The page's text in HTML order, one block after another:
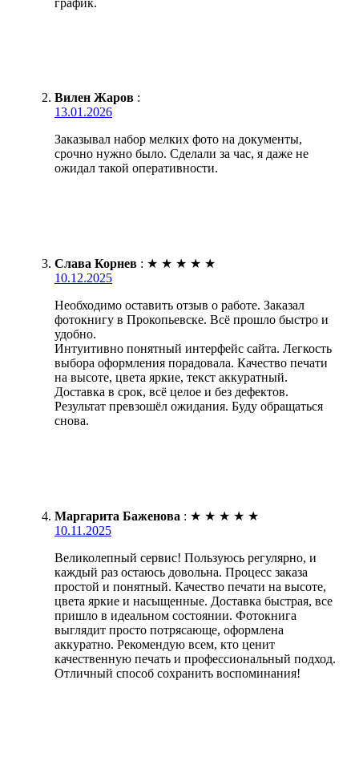
график.
Вилен Жаров :
13.01.2026
Заказывал набор мелких фото на документы,
срочно нужно было. Сделали за час, я даже не
ожидал такой оперативности.
Слава Корнев : ★ ★ ★ ★ ★
10.12.2025
Необходимо оставить отзыв о работе. Заказал
фотокнигу в Прокопьевске. Всё прошло быстро и
удобно.
Интуитивно понятный интерфейс сайта. Легкость
выбора оформления порадовала. Качество печати
на высоте, цвета яркие, текст аккуратный.
Доставка в срок, всё целое и без дефектов.
Результат превзошёл ожидания. Буду обращаться
снова.
Маргарита Баженова : ★ ★ ★ ★ ★
10.11.2025
Великолепный сервис! Пользуюсь регулярно, и
каждый раз остаюсь довольна. Процесс заказа
простой и понятный. Качество печати на высоте,
цвета яркие и насыщенные. Доставка быстрая, все
пришло в идеальном состоянии. Фотокнига
выглядит просто потрясающе, оформлена
аккуратно. Рекомендую всем, кто ценит
качественную печать и профессиональный подход.
Отличный способ сохранить воспоминания!